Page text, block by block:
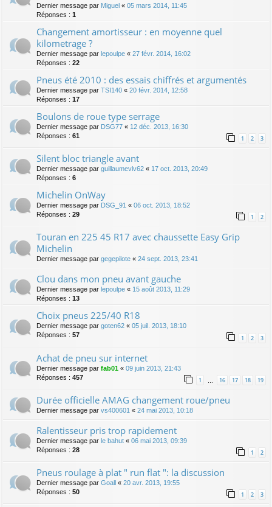
Dernier message par Miguel « 05 mars 2014, 11:45
Réponses : 1
Changement amortisseur : en moyenne quel
kilometrage ?
Dernier message par lepoulpe « 27 févr. 2014, 16:02
Réponses : 22
Pneus été 2010 : des essais chiffrés et argumentés
Dernier message par TSI140 « 20 févr. 2014, 12:58
Réponses : 17
Boulons de roue type serrage
Dernier message par DSG77 « 12 déc. 2013, 16:30
Réponses : 61 1 2 3
Silent bloc triangle avant
Dernier message par guillaumevlv62 « 17 oct. 2013, 20:49
Réponses : 6
Michelin OnWay
Dernier message par DSG_91 « 06 oct. 2013, 18:52
Réponses : 29 1 2
Touran en 225 45 R17 avec chaussette Easy Grip
Michelin
Dernier message par gegepilote « 24 sept. 2013, 23:41
Clou dans mon pneu avant gauche
Dernier message par lepoulpe « 15 août 2013, 11:29
Réponses : 13
Choix pneus 225/40 R18
Dernier message par goten62 « 05 juil. 2013, 18:10
Réponses : 57 1 2 3
Achat de pneu sur internet
Dernier message par fab01 « 09 juin 2013, 21:43
Réponses : 457 1 16 17 18 19
Durée officielle AMAG changement roue/pneu
Dernier message par vs400601 « 24 mai 2013, 10:18
Ralentisseur pris trop rapidement
Dernier message par le bahut « 06 mai 2013, 09:39
Réponses : 28 1 2
Pneus roulage à plat " run flat ": la discussion
Dernier message par Goall « 20 avr. 2013, 19:55
Réponses : 50 1 2 3